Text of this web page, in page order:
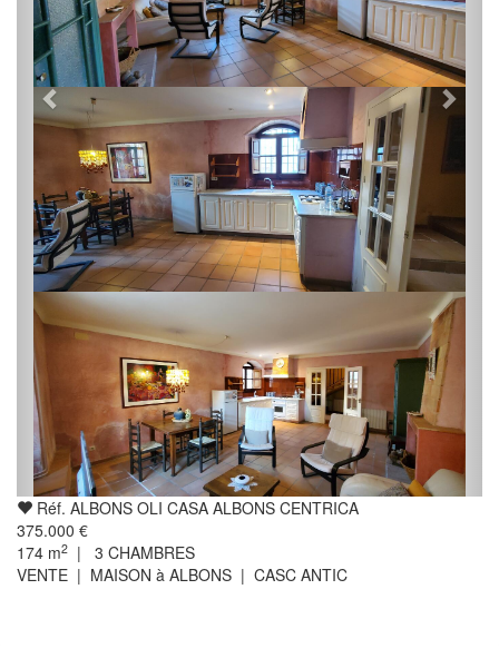
Réf. ALBONS OLI CASA ALBONS CENTRICA
375.000 €
174 m2 | 3 CHAMBRES
VENTE | MAISON à ALBONS | CASC ANTIC